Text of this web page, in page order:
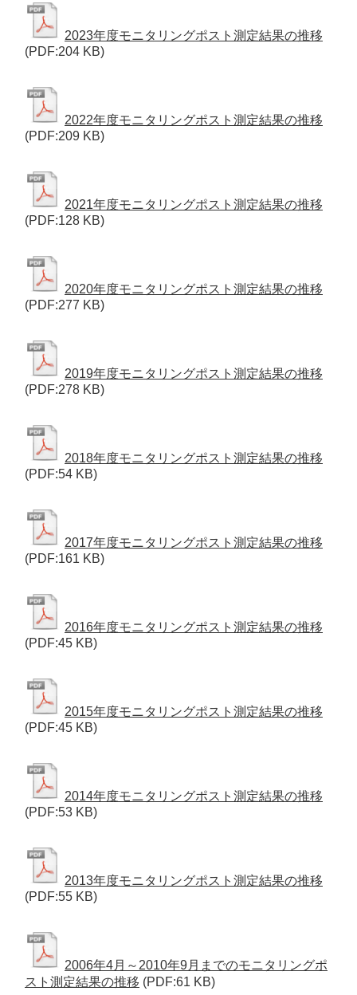
2023年度モニタリングポスト測定結果の推移
(PDF:204 KB)
2022年度モニタリングポスト測定結果の推移
(PDF:209 KB)
2021年度モニタリングポスト測定結果の推移
(PDF:128 KB)
2020年度モニタリングポスト測定結果の推移
(PDF:277 KB)
2019年度モニタリングポスト測定結果の推移
(PDF:278 KB)
2018年度モニタリングポスト測定結果の推移
(PDF:54 KB)
2017年度モニタリングポスト測定結果の推移
(PDF:161 KB)
2016年度モニタリングポスト測定結果の推移
(PDF:45 KB)
2015年度モニタリングポスト測定結果の推移
(PDF:45 KB)
2014年度モニタリングポスト測定結果の推移
(PDF:53 KB)
2013年度モニタリングポスト測定結果の推移
(PDF:55 KB)
2006年4月～2010年9月までのモニタリングポ
スト測定結果の推移 (PDF:61 KB)